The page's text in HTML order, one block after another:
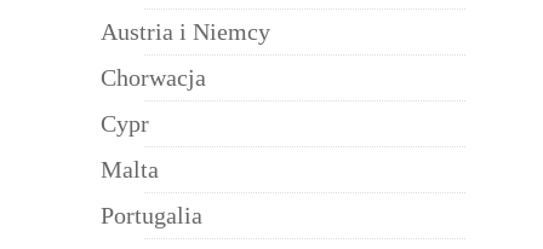
Austria i Niemcy
Chorwacja
Cypr
Malta
Portugalia